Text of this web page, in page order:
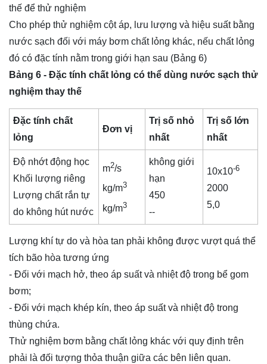
thế để thử nghiệm
Cho phép thử nghiệm cột áp, lưu lượng và hiệu suất bằng
nước sạch đối với máy bơm chất lỏng khác, nếu chất lỏng
đó có đặc tính nằm trong giới hạn sau (Bảng 6)
Bảng 6 - Đặc tính chất lỏng có thể dùng nước sạch thử
nghiệm thay thế
Đặc tính chất
lỏng
Đơn vị
Trị số nhỏ
nhất
Trị số lớn
nhất
Độ nhớt động học
Khối lượng riêng
Lượng chất rắn tự
do không hút nước
m2/s
kg/m3
kg/m3
không giới
hạn
450
--
10x10-6
2000
5,0
Lượng khí tự do và hòa tan phải không được vượt quá thể
tích bão hòa tương ứng
- Đối với mạch hở, theo áp suất và nhiệt độ trong bể gom
bơm;
- Đối với mạch khép kín, theo áp suất và nhiệt độ trong
thùng chứa.
Thử nghiệm bơm bằng chất lỏng khác với quy định trên
phải là đối tượng thỏa thuận giữa các bên liên quan.